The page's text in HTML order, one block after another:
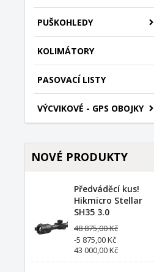
PUŠKOHLEDY
KOLIMÁTORY
PASOVACÍ LISTY
VÝCVIKOVÉ - GPS OBOJKY
NOVÉ PRODUKTY
Předváděcí kus!
Hikmicro Stellar
SH35 3.0
48 875,00 Kč
-5 875,00 Kč
43 000,00 Kč